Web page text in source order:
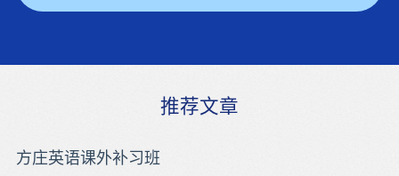
推荐文章
方庄英语课外补习班